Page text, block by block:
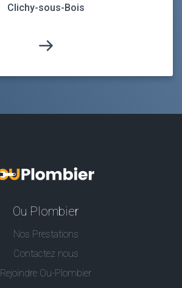
Clichy-sous-Bois
Ou Plombier
Nos Prestations
Contactez nous
Rejoindre Ou-Plombier